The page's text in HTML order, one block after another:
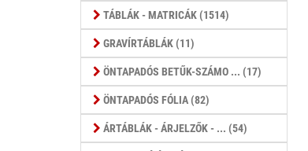
TÁBLÁK - MATRICÁK (1514)
GRAVÍRTÁBLÁK (11)
ÖNTAPADÓS BETŰK-SZÁMO ... (17)
ÖNTAPADÓS FÓLIA (82)
ÁRTÁBLÁK - ÁRJELZŐK - ... (54)